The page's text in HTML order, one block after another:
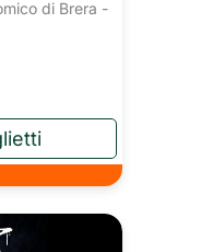
di Brera -